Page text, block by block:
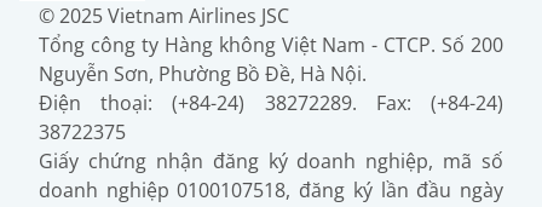
© 2025 Vietnam Airlines JSC
Tổng công ty Hàng không Việt Nam - CTCP. Số 200
Nguyễn Sơn, Phường Bồ Đề, Hà Nội.
Điện thoại: (+84-24) 38272289. Fax: (+84-24)
38722375
Giấy chứng nhận đăng ký doanh nghiệp, mã số
doanh nghiệp 0100107518, đăng ký lần đầu ngày